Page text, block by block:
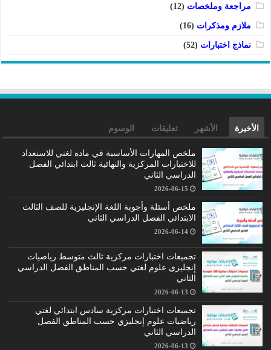
مراجعة وملخصات (12)
ملازم ومذكرات (16)
نماذج اختبارات (52)
الأخيرة الأشهر تعليقات الوسوم
ملخص المهارات الأساسية في مادة لغتي للاستعداد
للاختبارات المركزية والنهائية ثالث ابتدائي الفصل
الدراسي الثاني
2026-06-15
ملخص أسئلة وأجوبة اللغة الإنجليزية للصف الثالث
الابتدائي الفصل الدراسي الثاني
2026-06-14
تجميعات اختبارات مركزية ثالث متوسط رياضيات
إنجليزي علوم لغتي حسب المناطق الفصل الدراسي
الثاني
2026-06-13
تجميعات اختبارات مركزية سادس ابتدائي لغتي
رياضيات علوم إنجليزي حسب المناطق الفصل
الدراسي الثاني
2026-06-13